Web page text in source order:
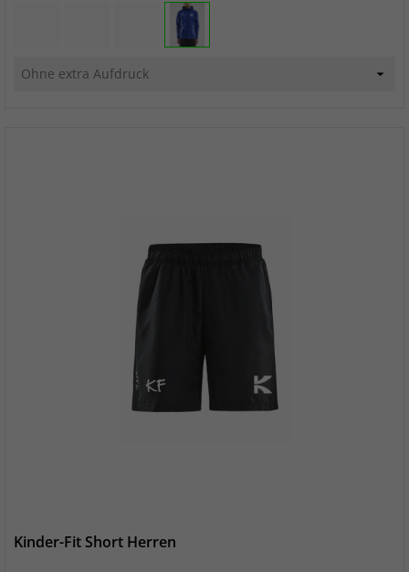
Kinder-Fit Short Herren